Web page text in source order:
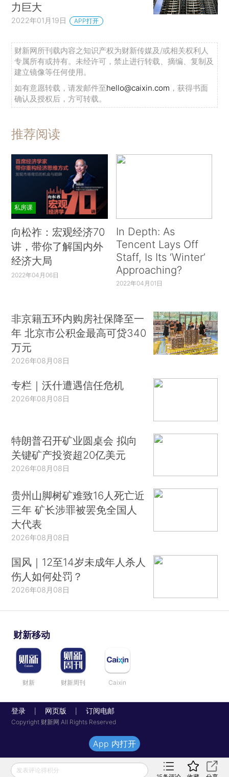
力巨大
2022年01月19日 APP打开
财新网所刊载内容之知识产权为财新传媒及/或相关权利人
专属所有或持有。未经许可，禁止进行转载、摘编、复制及
建立镜像等任何使用。
如有意愿转载，请发邮件至hello@caixin.com ，获得书面
确认及授权后，方可转载。
推荐阅读
私房课
向松祚：宏观经济70
讲，带你了解国内外
经济大局
2022年04月06日
In Depth: As
Tencent Lays Off
Staff, Is Its ‘Winter’
Approaching?
2022年04月01日
非京籍五环内购房社保降至一
年 北京市公积金最高可贷340
万元
2026年08月08日
专栏｜沃什遭遇信任危机
2026年08月08日
特朗普召开矿业圆桌会 拟向
关键矿产投资超20亿美元
2026年08月08日
贵州山脚树矿难致16人死亡近
三年 矿长涉罪被罢免全国人
大代表
2026年08月08日
国风｜12至14岁未成年人杀人
伤人如何处罚？
2026年08月08日
财新移动
财新 财新周刊 Caixin
登录 网页版 订阅电邮
Copyright 财新网 All Rights Reserved
发表评论得积分
App 内打开